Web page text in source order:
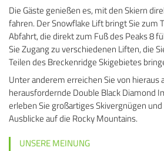
Die Gäste genießen es, mit den Skiern
fahren. Der Snowflake Lift bringt Sie zum
Abfahrt, die direkt zum Fuß des Peaks 8
Sie Zugang zu verschiedenen Liften, die
Teilen des Breckenridge Skigebietes
Unter anderem erreichen Sie von hieraus
herausfordernde Double Black Diamond
erleben Sie großartiges Skivergnügen
Ausblicke auf die Rocky Mountains.
UNSERE MEINUNG